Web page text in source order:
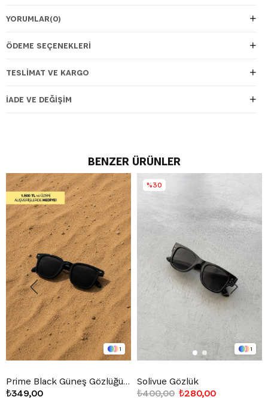
YORUMLAR(0)
ÖDEME SEÇENEKLERI
TESLIMAT VE KARGO
İADE VE DEĞIŞIM
BENZER ÜRÜNLER
1
Prime Black Güneş Gözlüğü Siyah
₺349,00
1
Solivue Gözlük
₺280,00
₺400,00
%30